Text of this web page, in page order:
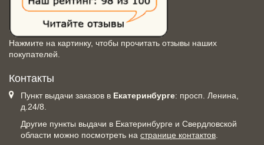
Нажмите на картинку, чтобы прочитать отзывы наших
покупателей.
Контакты
Пункт выдачи заказов в Екатеринбурге: просп. Ленина,
д.24/8.
Другие пункты выдачи в Екатеринбурге и Свердловской
области можно посмотреть на странице контактов